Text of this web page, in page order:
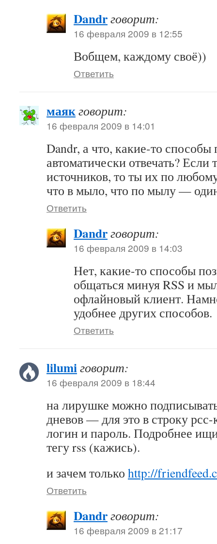
Dandrговорит:
16 февраля 2009 в 12:55
Вобщем, каждому своё))
Ответить
маякговорит:
16 февраля 2009 в 14:01
Dandr, а что, какие-то способы
автоматически отвечать?
источников, то ты их по
что в мыло, что по мылу —
Ответить
Dandrговорит:
16 февраля 2009 в 14:03
Нет, какие-то способы
общаться минуя RSS и
офлайновый клиент.
удобнее других способов.
Ответить
lilumiговорит:
16 февраля 2009 в 18:44
на лирушке можно
дневов — для это в строку
логин и пароль. Подробнее
тегу rss (кажись).
и зачем только http://
Ответить
Dandrговорит:
16 февраля 2009 в 21:17